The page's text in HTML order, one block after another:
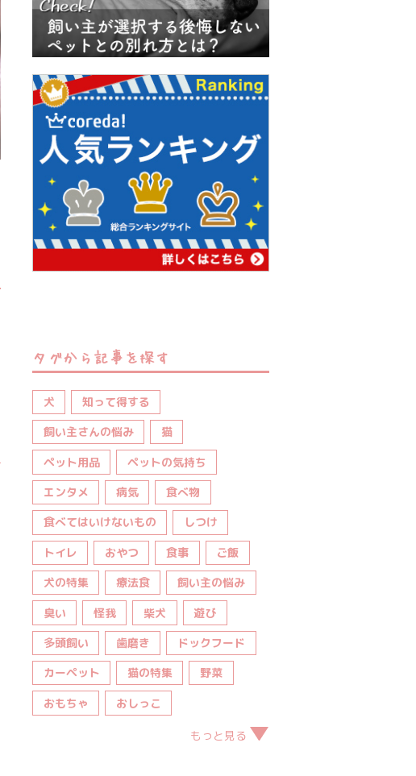
タグから記事を探す
犬
知って得する
飼い主さんの悩み
猫
ペット用品
ペットの気持ち
エンタメ
病気
食べ物
食べてはいけないもの
しつけ
トイレ
おやつ 食事
ご飯
犬の特集
療法食
飼い主の悩み
臭い
怪我 柴犬
遊び
多頭飼い
歯磨き
ドックフード
カーペット
猫の特集
野菜
おもちゃ
おしっこ
もっと見る